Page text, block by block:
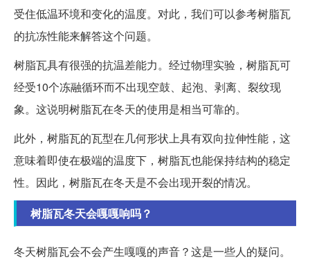
受住低温环境和变化的温度。对此，我们可以参考树脂瓦
的抗冻性能来解答这个问题。
树脂瓦具有很强的抗温差能力。经过物理实验，树脂瓦可
经受10个冻融循环而不出现空鼓、起泡、剥离、裂纹现
象。这说明树脂瓦在冬天的使用是相当可靠的。
此外，树脂瓦的瓦型在几何形状上具有双向拉伸性能，这
意味着即使在极端的温度下，树脂瓦也能保持结构的稳定
性。因此，树脂瓦在冬天是不会出现开裂的情况。
树脂瓦冬天会嘎嘎响吗？
冬天树脂瓦会不会产生嘎嘎的声音？这是一些人的疑问。